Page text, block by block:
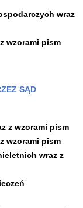
wraz
wzorami pism
SĄD
z wzorami pism
wzorami pism
wraz z